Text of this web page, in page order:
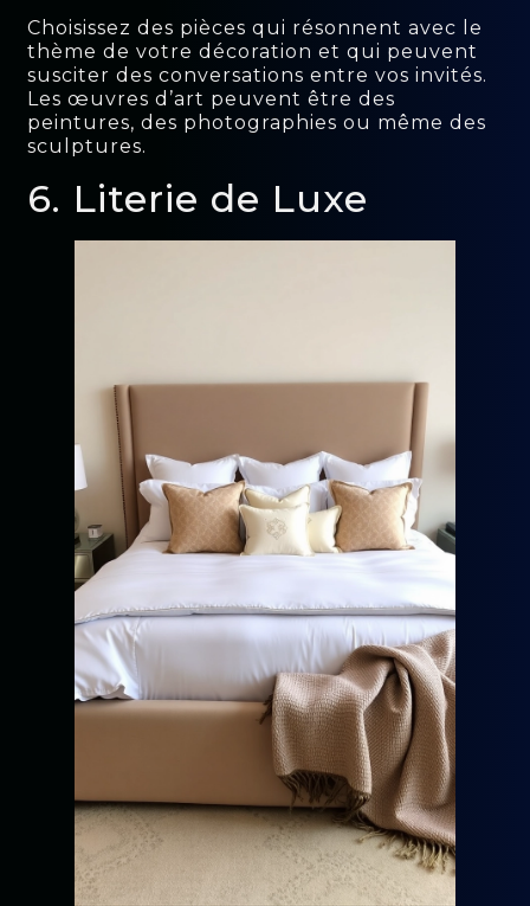
Choisissez des pièces qui résonnent avec le
thème de votre décoration et qui peuvent
susciter des conversations entre vos invités.
Les œuvres d’art peuvent être des
peintures, des photographies ou même des
sculptures.
6. Literie de Luxe